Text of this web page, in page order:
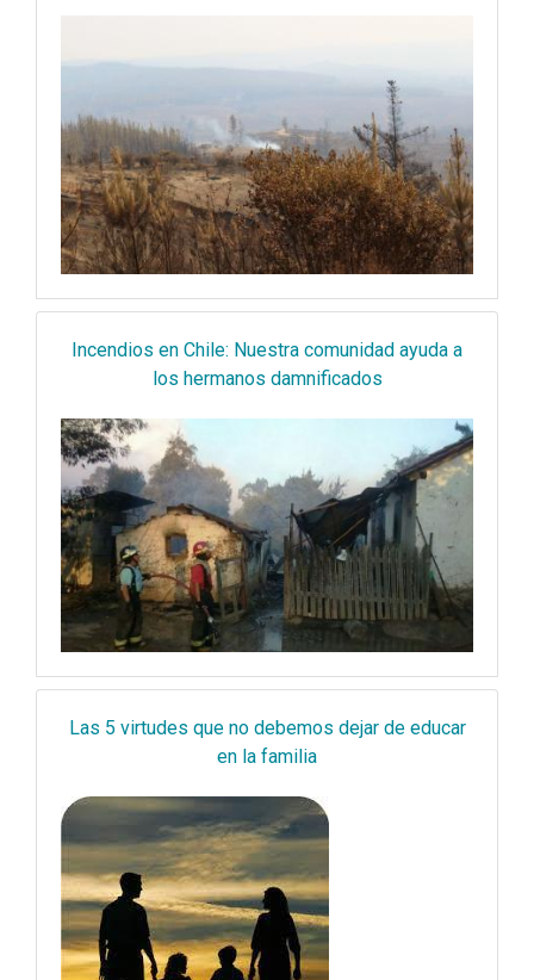
Incendios en Chile: Nuestra comunidad ayuda a
los hermanos damnificados
Las 5 virtudes que no debemos dejar de educar
en la familia